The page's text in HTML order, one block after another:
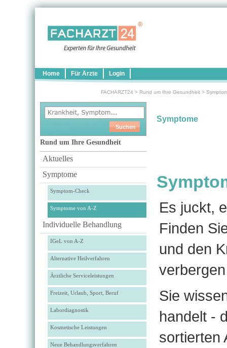
Home Für Ärzte Login
FACHARZT24 > Rund um Ihre Gesundheit >
Rund um Ihre Gesundheit
Aktuelles
Symptome
Symptom-Check
Symptome von A-Z
Individuelle Behandlung
IGeL von A-Z
Alternative Heilverfahren
Ärztliche Serviceleistungen
Freizeit, Urlaub, Sport, Beruf
Labordiagnostik
Kosmetische Leistungen
Neue Behandlungsverfahren
Symptome
Es juckt,
Finden
und den
Sie
handelt -
sortierten